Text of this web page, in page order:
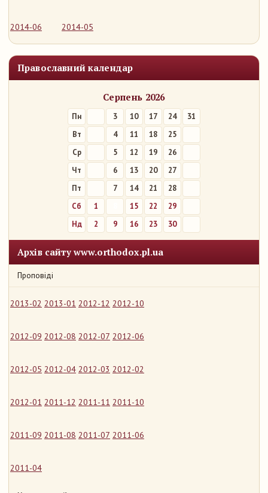
2014-06 2014-05
Православний календар
Серпень 2026
Пн 3 10 17 24
31
Вт
4 11 18
25
Ср
5 12 19
26
Чт
6 13 20
27
Пт
7 14 21
28
Сб
1 15 22
29
Нд
2 9 16 23 30
Архів сайту www.orthodox.pl.ua
Проповіді
2013-02 2013-01 2012-12 2012-10
2012-09 2012-08 2012-07 2012-06
2012-05 2012-04 2012-03 2012-02
2012-01 2011-12 2011-11 2011-10
2011-09 2011-08 2011-07 2011-06
2011-04